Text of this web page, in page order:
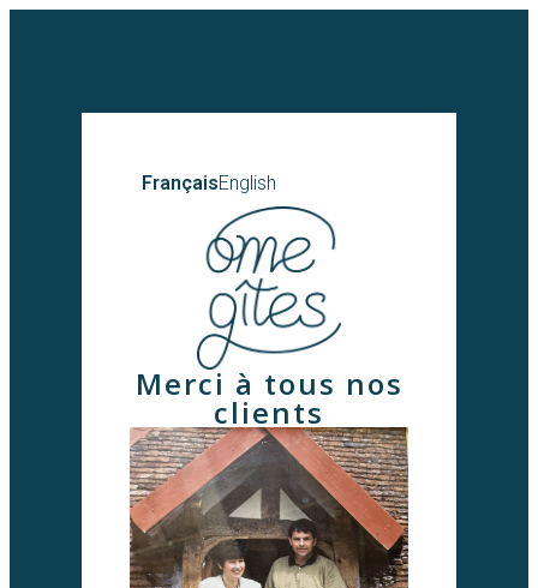
FrançaisEnglish
Merci à tous nos
clients